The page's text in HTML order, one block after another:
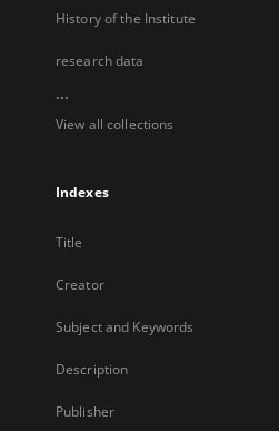
History of the Institute
research data
...
View all collections
Indexes
Title
Creator
Subject and Keywords
Description
Publisher